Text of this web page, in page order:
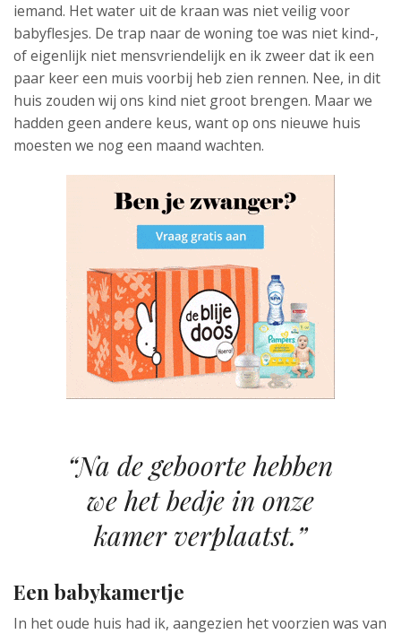
iemand. Het water uit de kraan was niet veilig voor
babyflesjes. De trap naar de woning toe was niet kind-,
of eigenlijk niet mensvriendelijk en ik zweer dat ik een
paar keer een muis voorbij heb zien rennen. Nee, in dit
huis zouden wij ons kind niet groot brengen. Maar we
hadden geen andere keus, want op ons nieuwe huis
moesten we nog een maand wachten.
“Na de geboorte hebben
we het bedje in onze
kamer verplaatst.”
Een babykamertje
In het oude huis had ik, aangezien het voorzien was van